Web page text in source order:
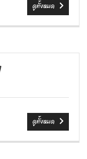
ดูทั้งหมด
ดูทั้งหมด